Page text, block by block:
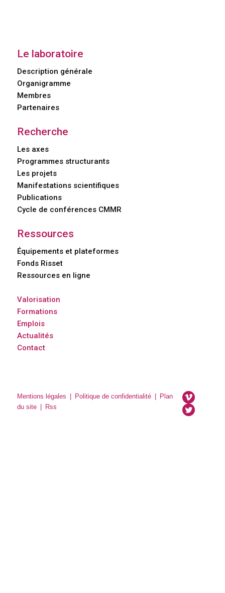
Le laboratoire
Description générale
Organigramme
Membres
Partenaires
Recherche
Les axes
Programmes structurants
Les projets
Manifestations scientifiques
Publications
Cycle de conférences CMMR
Ressources
Équipements et plateformes
Fonds Risset
Ressources en ligne
Valorisation
Formations
Emplois
Actualités
Contact
Mentions légales Politique de confidentialité
Plan
du site
Rss